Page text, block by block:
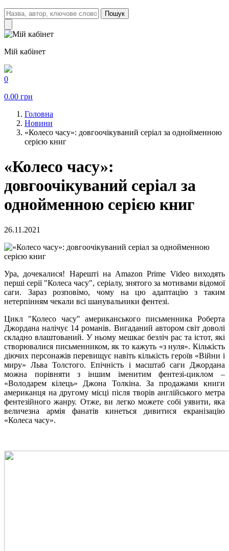
Пошук
Мій кабінет
0
0.00 грн
Головна
Новини
«Колесо часу»: довгоочікуваний серіал за однойменною
серією книг
«Колесо часу»:
довгоочікуваний серіал за
однойменною серією книг
26.11.2021
Ура, дочекалися! Нарешті на Amazon Prime Video виходять
перші серії "Колеса часу", серіалу, знятого за мотивами відомої
саги. Зараз розповімо, чому на цю адаптацію з таким
нетерпінням чекали всі шанувальники фентезі.
Цикл "Колесо часу" американського письменника Роберта
Джордана налічує 14 романів. Вигаданий автором світ доволі
складно влаштований. У ньому мешкає безліч рас та істот, які
створювалися письменником, як то кажуть «з нуля». Кількість
діючих персонажів перевищує навіть кількість героїв «Війни і
миру» Льва Толстого. Епічність і масштаб саги Джордана
можна порівняти з іншим іменитим фентезі-циклом –
«Володарем кілець» Джона Толкіна. За продажами книги
американця на другому місці після творів англійського метра
фентезійного жанру. Отже, ви легко можете собі уявити, яка
величезна армія фанатів кинеться дивитися екранізацію
«Колеса часу».